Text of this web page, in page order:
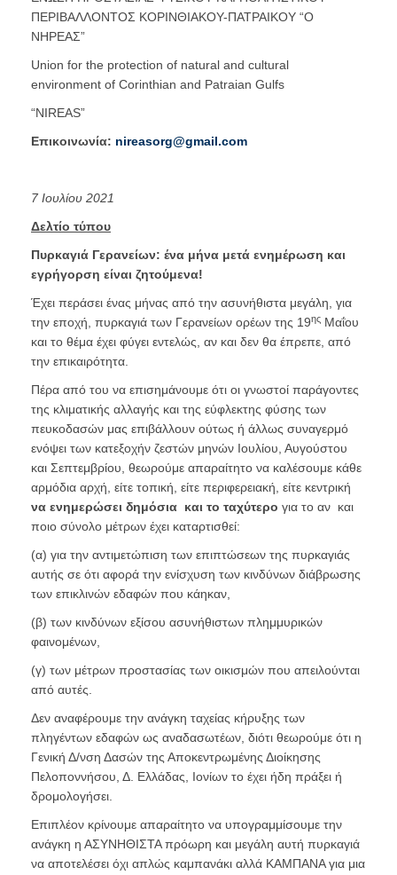
ΠΕΡΙΒΑΛΛΟΝΤΟΣ ΚΟΡΙΝΘΙΑΚΟΥ-ΠΑΤΡΑΙΚΟΥ “Ο
ΝΗΡΕΑΣ”
Union for the protection of natural and cultural
environment of Corinthian and Patraian Gulfs
“NIREAS”
Επικοινωνία: nireasorg@gmail.com
7 Ιουλίου 2021
Δελτίο τύπου
Πυρκαγιά Γερανείων: ένα μήνα μετά ενημέρωση και
εγρήγορση είναι ζητούμενα!
Έχει περάσει ένας μήνας από την ασυνήθιστα μεγάλη, για
την εποχή, πυρκαγιά των Γερανείων ορέων της 19ης Μαΐου
και το θέμα έχει φύγει εντελώς, αν και δεν θα έπρεπε, από
την επικαιρότητα.
Πέρα από του να επισημάνουμε ότι οι γνωστοί παράγοντες
της κλιματικής αλλαγής και της εύφλεκτης φύσης των
πευκοδασών μας επιβάλλουν ούτως ή άλλως συναγερμό
ενόψει των κατεξοχήν ζεστών μηνών Ιουλίου, Αυγούστου
και Σεπτεμβρίου, θεωρούμε απαραίτητο να καλέσουμε κάθε
αρμόδια αρχή, είτε τοπική, είτε περιφερειακή, είτε κεντρική
να ενημερώσει δημόσια και το ταχύτερο για το αν και
ποιο σύνολο μέτρων έχει καταρτισθεί:
(α) για την αντιμετώπιση των επιπτώσεων της πυρκαγιάς
αυτής σε ότι αφορά την ενίσχυση των κινδύνων διάβρωσης
των επικλινών εδαφών που κάηκαν,
(β) των κινδύνων εξίσου ασυνήθιστων πλημμυρικών
φαινομένων,
(γ) των μέτρων προστασίας των οικισμών που απειλούνται
από αυτές.
Δεν αναφέρουμε την ανάγκη ταχείας κήρυξης των
πληγέντων εδαφών ως αναδασωτέων, διότι θεωρούμε ότι η
Γενική Δ/νση Δασών της Αποκεντρωμένης Διοίκησης
Πελοποννήσου, Δ. Ελλάδας, Ιονίων το έχει ήδη πράξει ή
δρομολογήσει.
Επιπλέον κρίνουμε απαραίτητο να υπογραμμίσουμε την
ανάγκη η ΑΣΥΝΗΘΙΣΤΑ πρόωρη και μεγάλη αυτή πυρκαγιά
να αποτελέσει όχι απλώς καμπανάκι αλλά ΚΑΜΠΑΝΑ για μια